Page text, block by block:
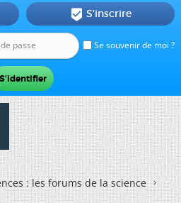
Se souvenir de moi ?
 S'inscrire
: les forums de la science